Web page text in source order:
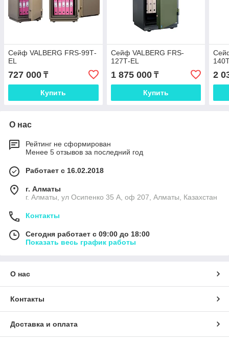
Сейф VALBERG FRS-99Т-
EL
727 000 ₸
Купить
Сейф VALBERG FRS-
127Т-EL
1 875 000₸
Купить
2
О нас
Рейтинг не сформирован
Менее 5 отзывов за последний год
Работает с 16.02.2018
г. Алматы
г. Алматы, ул Осипенко 35 А, оф 207, Алматы, Казахстан
Контакты
Сегодня работает с 09:00 до 18:00
Показать весь график работы
О нас
Контакты
Доставка и оплата